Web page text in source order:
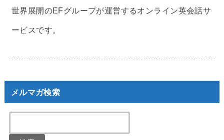
世界展開のEFグループが運営するオンライン英会話サ
ービスです。
メルマガ検索